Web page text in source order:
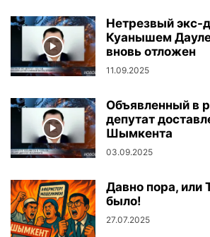
Нетрезвый экс-
Куанышем
вновь отложен
11.09.2025
Объявленный в
депутат
Шымкента
03.09.2025
Давно пора, или
было!
27.07.2025